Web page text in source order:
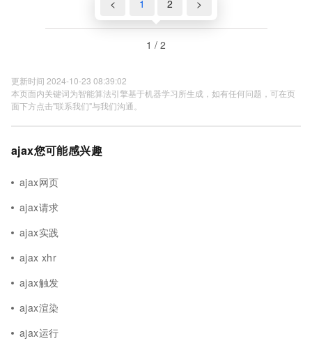
< 1 2 >
1 / 2
更新时间 2024-10-23 08:39:02
本页面内关键词为智能算法引擎基于机器学习所生成，如有任何问题，可在页
面下方点击"联系我们"与我们沟通。
ajax您可能感兴趣
ajax网页
ajax请求
ajax实践
ajax xhr
ajax触发
ajax渲染
ajax运行